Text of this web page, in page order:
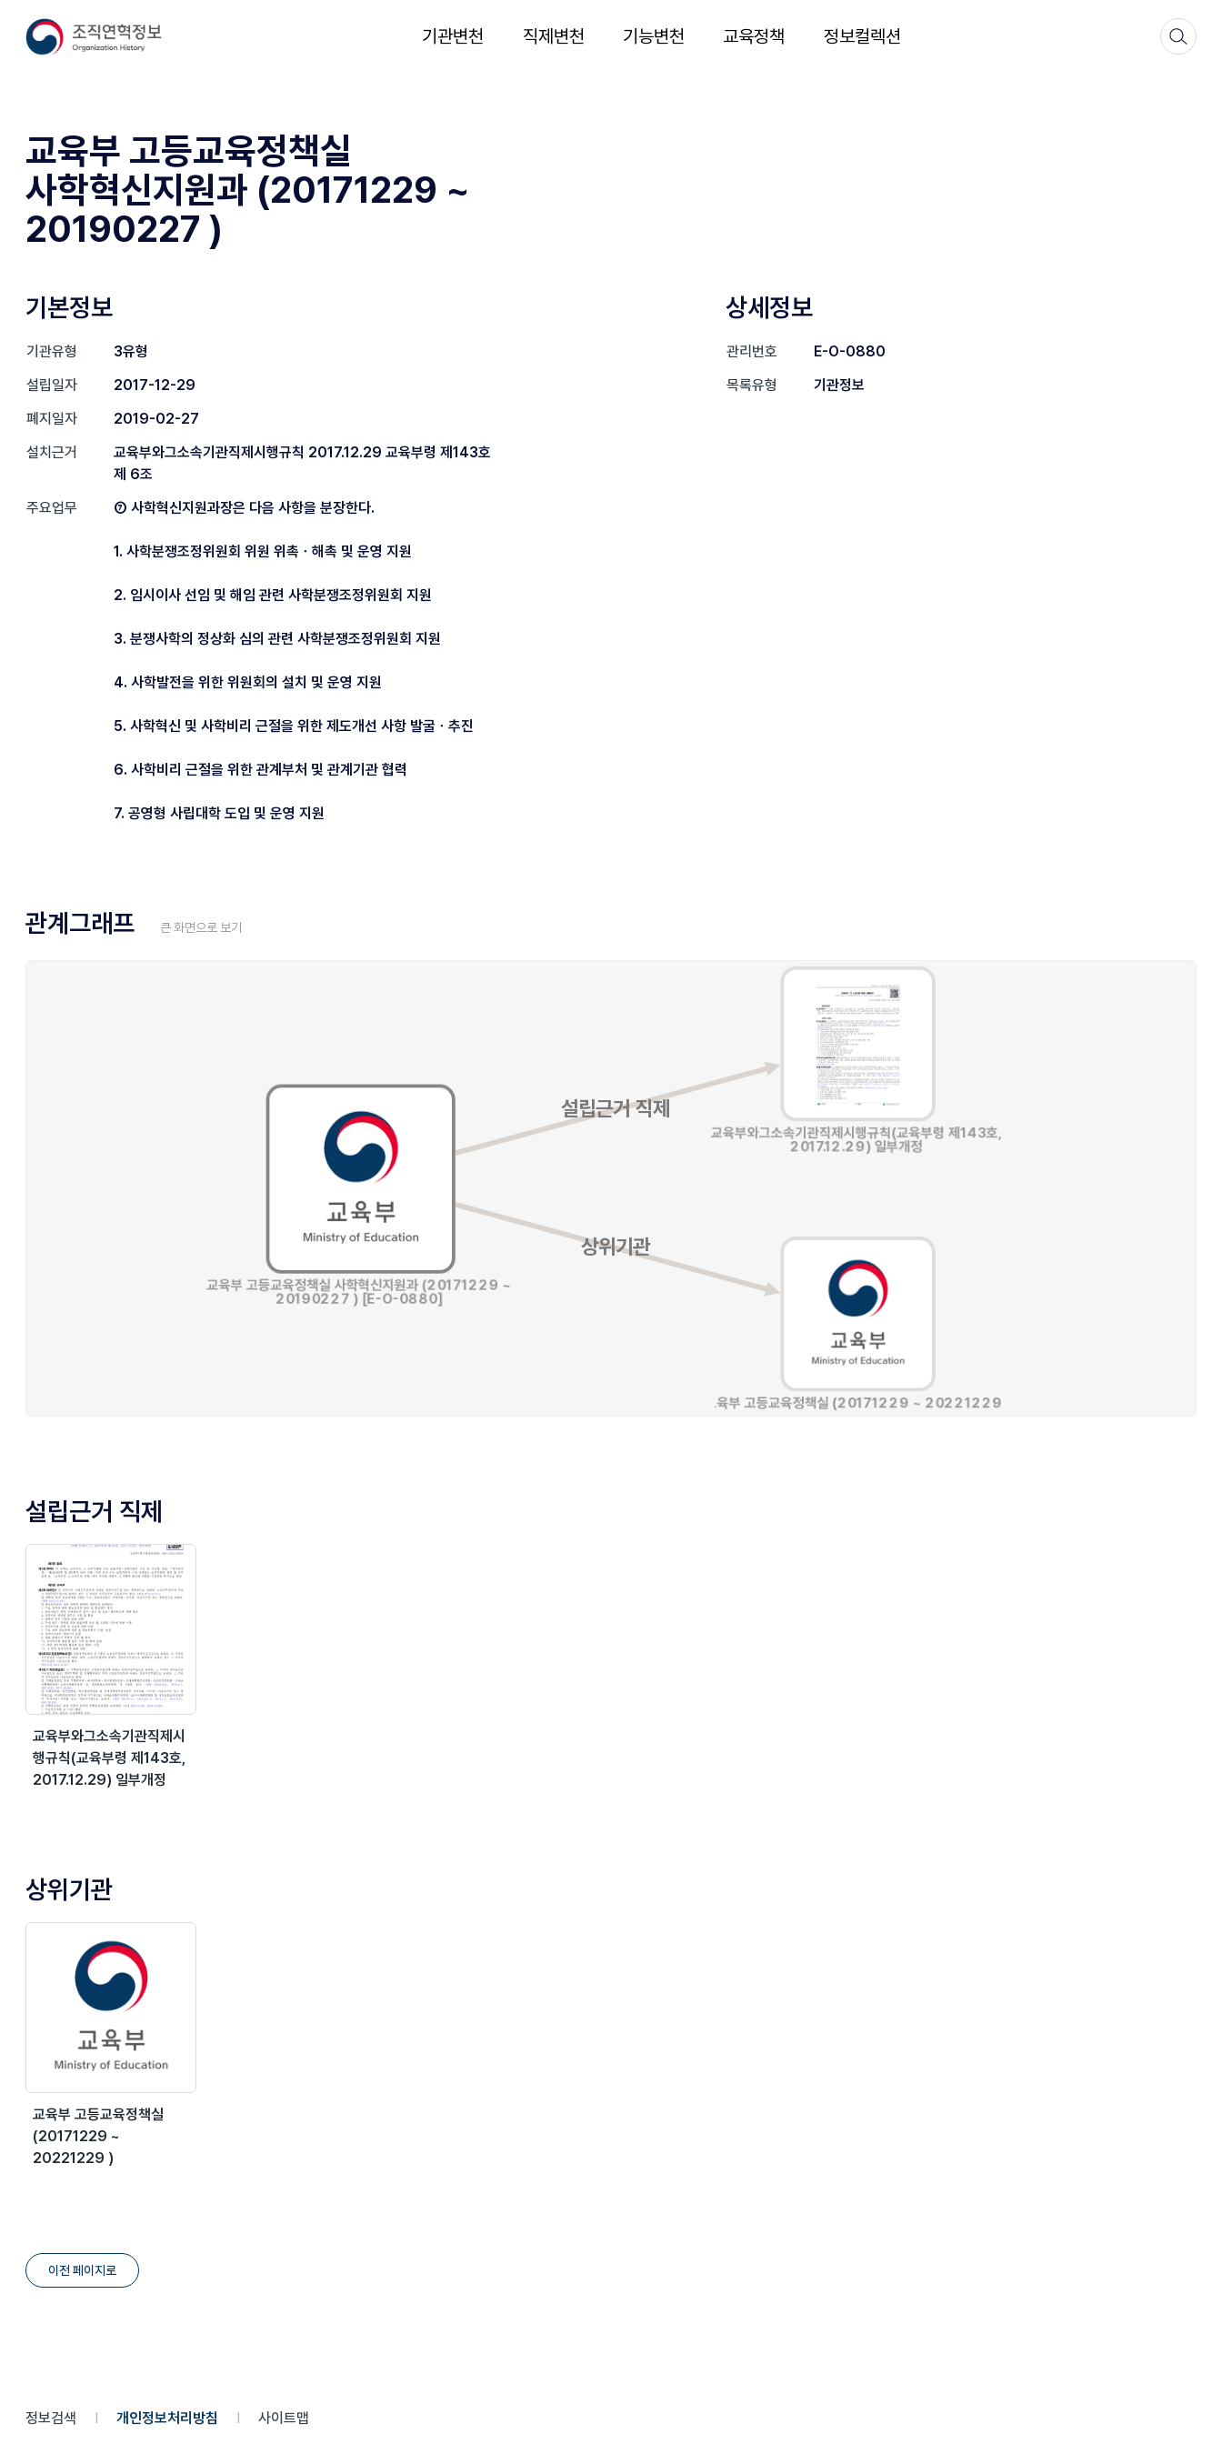
기관변천 직제변천 기능변천 교육정책 정보컬렉션
교육부 고등교육정책실
사학혁신지원과 (20171229 ~
20190227 )
기본정보
기관유형
3유형
설립일자
2017-12-29
폐지일자
2019-02-27
설치근거
교육부와그소속기관직제시행규칙 2017.12.29 교육부령 제143호
제 6조
주요업무
⑦ 사학혁신지원과장은 다음 사항을 분장한다.
1. 사학분쟁조정위원회 위원 위촉ㆍ해촉 및 운영 지원
2. 임시이사 선임 및 해임 관련 사학분쟁조정위원회 지원
3. 분쟁사학의 정상화 심의 관련 사학분쟁조정위원회 지원
4. 사학발전을 위한 위원회의 설치 및 운영 지원
5. 사학혁신 및 사학비리 근절을 위한 제도개선 사항 발굴ㆍ추진
6. 사학비리 근절을 위한 관계부처 및 관계기관 협력
7. 공영형 사립대학 도입 및 운영 지원
상세정보
관리번호
E-O-0880
목록유형
기관정보
관계그래프 큰 화면으로 보기
설립근거 직제
교육부와그소속기관직제시
행규칙(교육부령 제143호,
2017.12.29) 일부개정
상위기관
교육부 고등교육정책실
(20171229 ~
20221229 )
이전 페이지로
정보검색 개인정보처리방침 사이트맵